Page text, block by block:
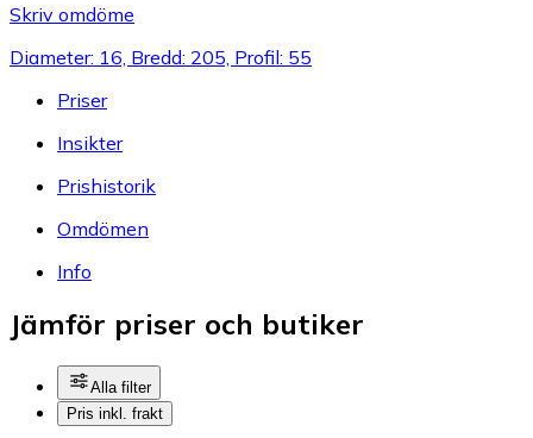
Skriv omdöme
Diameter: 16, Bredd: 205, Profil: 55
Priser
Insikter
Prishistorik
Omdömen
Info
Jämför priser och butiker
Alla filter
Pris inkl. frakt